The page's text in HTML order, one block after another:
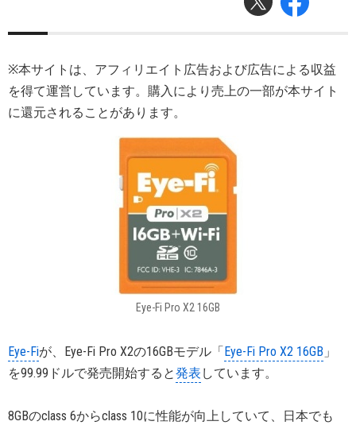
※本サイトは、アフィリエイト広告および広告による収益
を得て運営しています。購入により売上の一部が本サイト
に還元されることがあります。
Eye-Fi Pro X2 16GB
Eye-Fiが、Eye-Fi Pro X2の16GBモデル「Eye-Fi Pro X2 16GB 」
を99.99ドルで発売開始すると発表 しています。
8GBのclass 6からclass 10に性能が向上していて、日本でも